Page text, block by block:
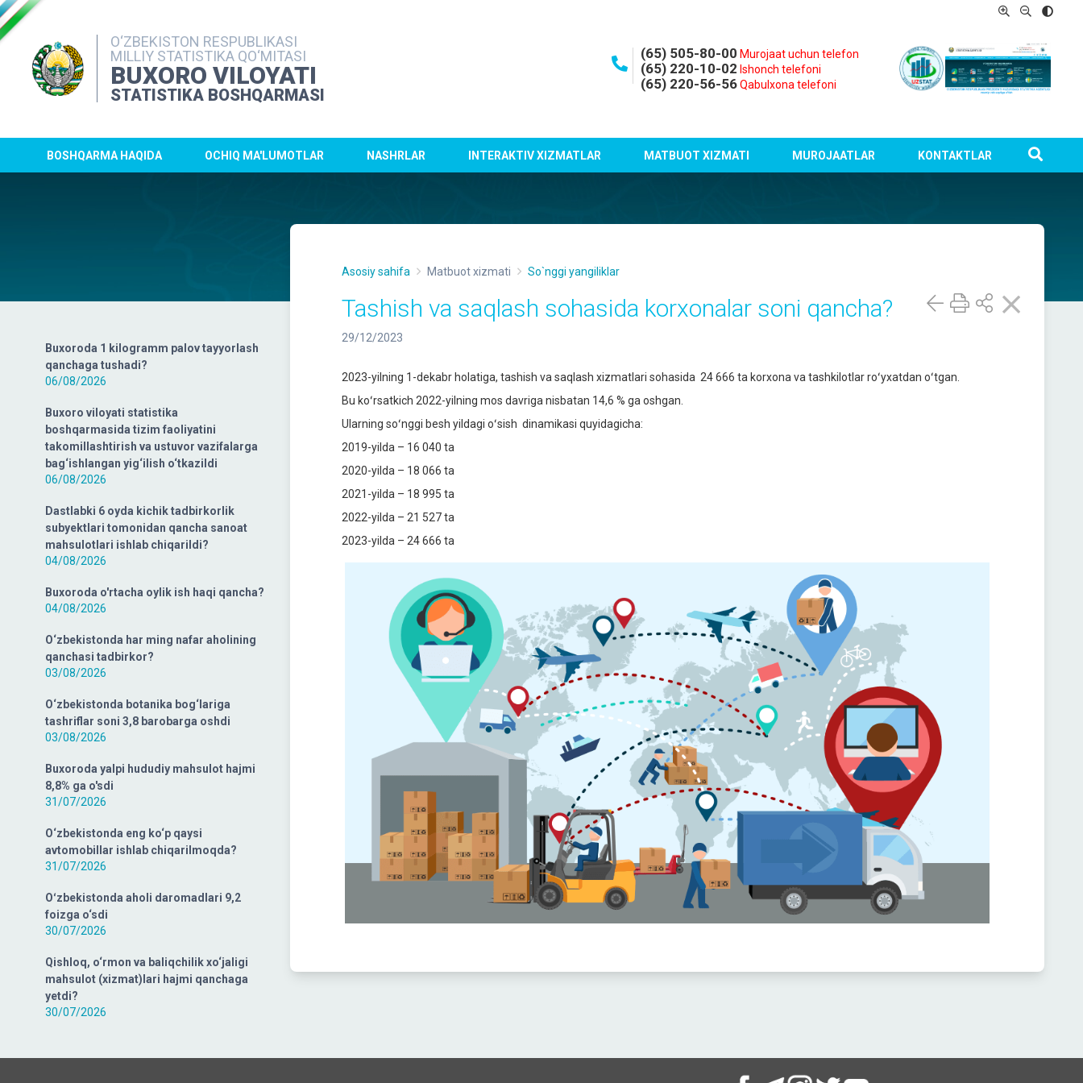
O‘ZBEKISTON RESPUBLIKASI
MILLIY STATISTIKA QO‘MITASI
BUXORO VILOYATI
STATISTIKA BOSHQARMASI
(65) 505-80-00 Murojaat uchun telefon
(65) 220-10-02 Ishonch telefoni
(65) 220-56-56 Qabulxona telefoni
BOSHQARMA HAQIDA OCHIQ MA'LUMOTLAR NASHRLAR INTERAKTIV XIZMATLAR MATBUOT XIZMATI MUROJAATLAR KONTAKTLAR
Buxoroda 1 kilogramm palov tayyorlash
qanchaga tushadi?
06/08/2026
Buxoro viloyati statistika
boshqarmasida tizim faoliyatini
takomillashtirish va ustuvor vazifalarga
bag‘ishlangan yig‘ilish o‘tkazildi
06/08/2026
Dastlabki 6 oyda kichik tadbirkorlik
subyektlari tomonidan qancha sanoat
mahsulotlari ishlab chiqarildi?
04/08/2026
Buxoroda o'rtacha oylik ish haqi qancha?
04/08/2026
O‘zbekistonda har ming nafar aholining
qanchasi tadbirkor?
03/08/2026
O‘zbekistonda botanika bog‘lariga
tashriflar soni 3,8 barobarga oshdi
03/08/2026
Buxoroda yalpi hududiy mahsulot hajmi
8,8% ga o'sdi
31/07/2026
O‘zbekistonda eng ko‘p qaysi
avtomobillar ishlab chiqarilmoqda?
31/07/2026
Oʻzbekistonda aholi daromadlari 9,2
foizga o‘sdi
30/07/2026
Qishloq, o‘rmon va baliqchilik xo‘jaligi
mahsulot (xizmat)lari hajmi qanchaga
yetdi?
30/07/2026
Asosiy sahifa Matbuot xizmati So`nggi yangiliklar
Tashish va saqlash sohasida korxonalar soni qancha?
29/12/2023
2023-yilning 1-dekabr holatiga, tashish va saqlash xizmatlari sohasida 24 666 ta korxona va tashkilotlar roʻyxatdan oʻtgan.
Bu koʻrsatkich 2022-yilning mos davriga nisbatan 14,6 % ga oshgan.
Ularning soʻnggi besh yildagi oʻsish dinamikasi quyidagicha:
2019-yilda – 16 040 ta
2020-yilda – 18 066 ta
2021-yilda – 18 995 ta
2022-yilda – 21 527 ta
2023-yilda – 24 666 ta